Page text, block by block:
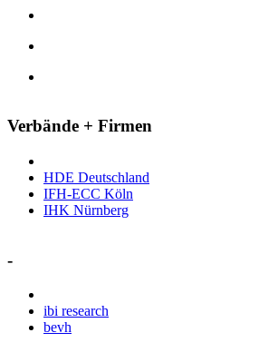
Verbände + Firmen
HDE Deutschland
IFH-ECC Köln
IHK Nürnberg
-
ibi research
bevh